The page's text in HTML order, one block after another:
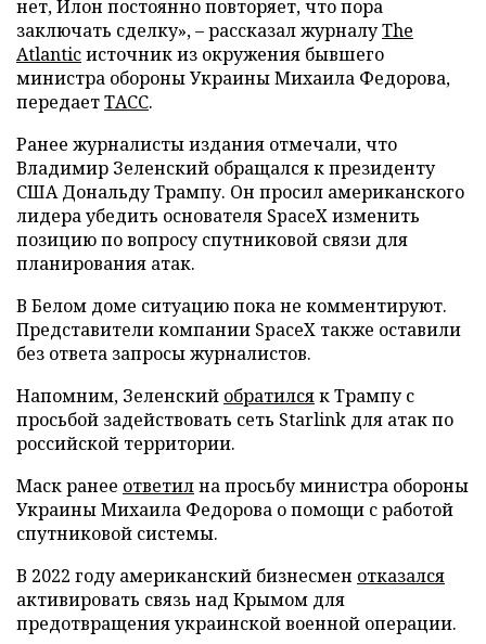
нет, Илон постоянно повторяет, что пора
заключать сделку», – рассказал журналуThe
Atlanticисточник из окружения бывшего
министра обороны Украины Михаила Федорова,
передаетТАСС.
Ранее журналисты издания отмечали, что
Владимир Зеленский обращался к президенту
США Дональду Трампу. Он просил американского
лидера убедить основателя SpaceX изменить
позицию по вопросу спутниковой связи для
планирования атак.
В Белом доме ситуацию пока не комментируют.
Представители компании SpaceX также оставили
без ответа запросы журналистов.
Напомним, Зеленский обратилсяк Трампу с
просьбой задействовать сеть Starlink для атак по
российской территории.
Маск ранее ответилна просьбу министра обороны
Украины Михаила Федорова о помощи с работой
спутниковой системы.
В 2022 году американский бизнесмен отказался
активировать связь над Крымом для
предотвращения украинской военной операции.